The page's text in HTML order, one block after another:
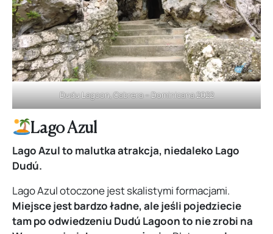
Dudu Lagoon, Cabrera – Dominicana 2022
Lago Azul
Lago Azul to malutka atrakcja, niedaleko Lago
Dudú.
Lago Azul otoczone jest skalistymi formacjami.
Miejsce jest bardzo ładne, ale jeśli pojedziecie
tam po odwiedzeniu Dudú Lagoon to nie zrobi na